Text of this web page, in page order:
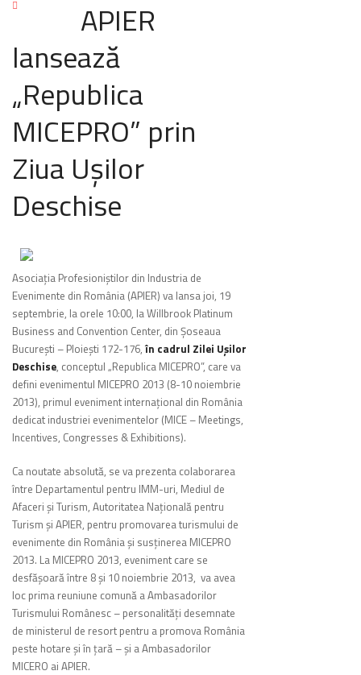
APIER
lansează
„Republica
MICEPRO” prin
Ziua Uşilor
Deschise
Asociaţia Profesioniştilor din Industria de
Evenimente din România (APIER) va lansa joi, 19
septembrie, la orele 10:00, la Willbrook Platinum
Business and Convention Center, din Şoseaua
Bucureşti – Ploieşti 172-176,în cadrul Zilei Uşilor
Deschise, conceptul „Republica MICEPRO”, care va
defini evenimentul MICEPRO 2013 (8-10 noiembrie
2013), primul eveniment internaţional din România
dedicat industriei evenimentelor (MICE – Meetings,
Incentives, Congresses & Exhibitions).
Ca noutate absolută, se va prezenta colaborarea
între Departamentul pentru IMM-uri, Mediul de
Afaceri şi Turism, Autoritatea Naţională pentru
Turism şi APIER, pentru promovarea turismului de
evenimente din România şi susţinerea MICEPRO
2013. La MICEPRO 2013, eveniment care se
desfăşoară între 8 şi 10 noiembrie 2013, va avea
loc prima reuniune comună a Ambasadorilor
Turismului Românesc – personalităţi desemnate
de ministerul de resort pentru a promova România
peste hotare şi în ţară – şi a Ambasadorilor
MICERO ai APIER.